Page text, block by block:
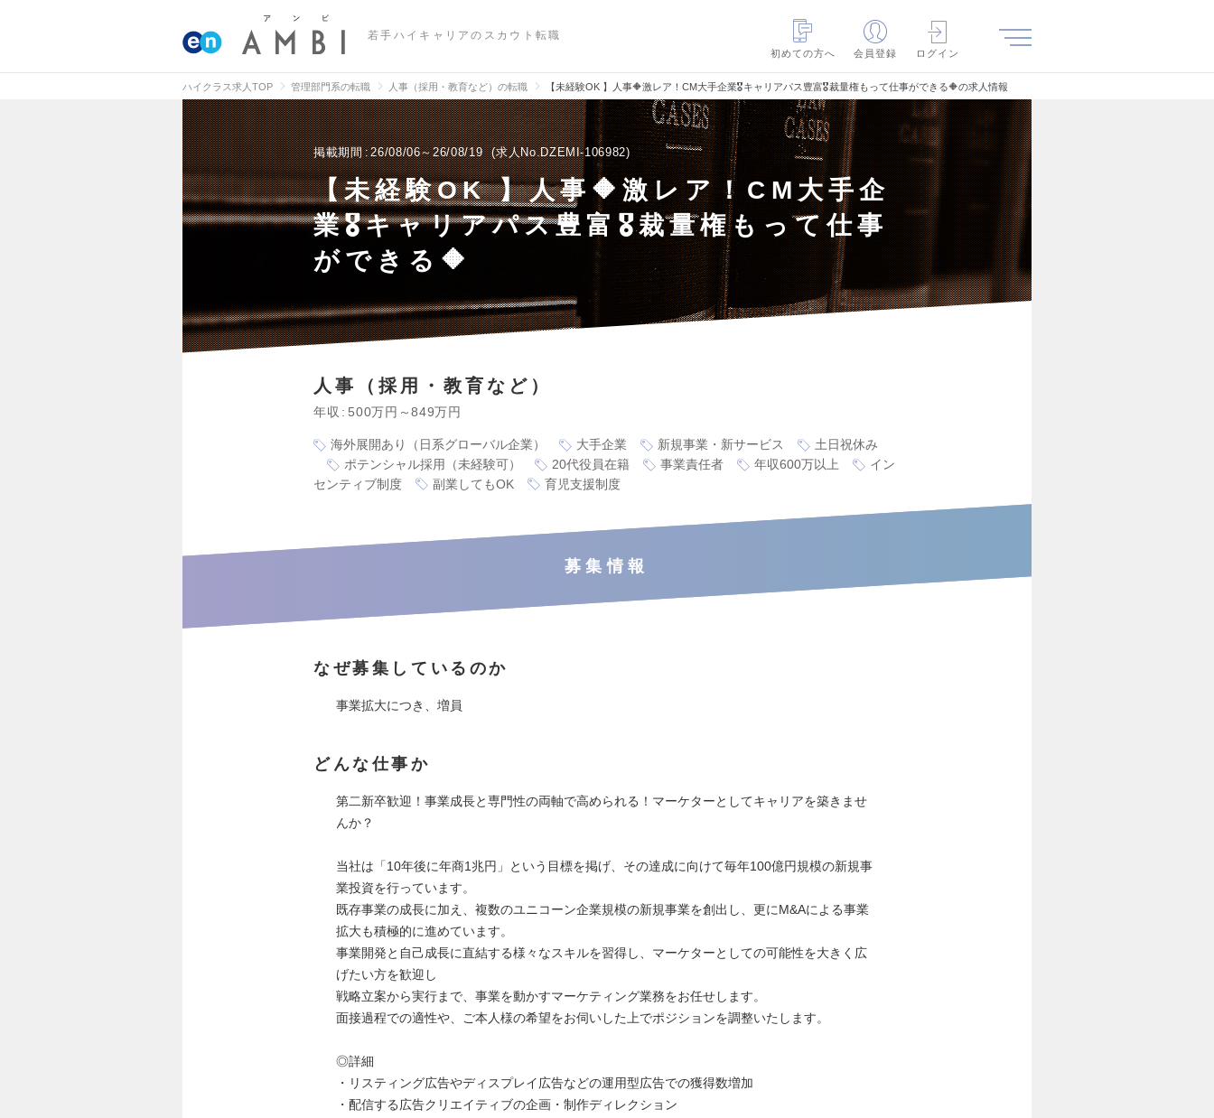
若手ハイキャリアのスカウト転職
初めての方へ
会員登録 ログイン
ハイクラス求人TOP 管理部門系の転職 人事（採用・教育など）の転職 【未経験OK 】人事🔶激レア！CM大手企業🎖️キャリアパス豊富🎖️裁量権もって仕事ができる🔶の求人情報
掲載期間 26/08/06～26/08/19 求人No.DZEMI-106982
【未経験OK 】人事🔶激レア！CM大手企
業🎖️キャリアパス豊富🎖️裁量権もって仕事
ができる🔶
人事（採用・教育など）
年収 500万円～849万円
海外展開あり（日系グローバル企業） 大手企業 新規事業・新サービス
土日祝休み
ポテンシャル採用（未経験可）
20代役員在籍 事業責任者 年収600万以上
イン
センティブ制度
副業してもOK 育児支援制度
募集情報
なぜ募集しているのか
事業拡大につき、増員
どんな仕事か
第二新卒歓迎！事業成長と専門性の両軸で高められる！マーケターとしてキャリアを築きませ
んか？
当社は「10年後に年商1兆円」という目標を掲げ、その達成に向けて毎年100億円規模の新規事
業投資を行っています。
既存事業の成長に加え、複数のユニコーン企業規模の新規事業を創出し、更にM&Aによる事業
拡大も積極的に進めています。
事業開発と自己成長に直結する様々なスキルを習得し、マーケターとしての可能性を大きく広
げたい方を歓迎し
戦略立案から実行まで、事業を動かすマーケティング業務をお任せします。
面接過程での適性や、ご本人様の希望をお伺いした上でポジションを調整いたします。
◎詳細
・リスティング広告やディスプレイ広告などの運用型広告での獲得数増加
・配信する広告クリエイティブの企画・制作ディレクション